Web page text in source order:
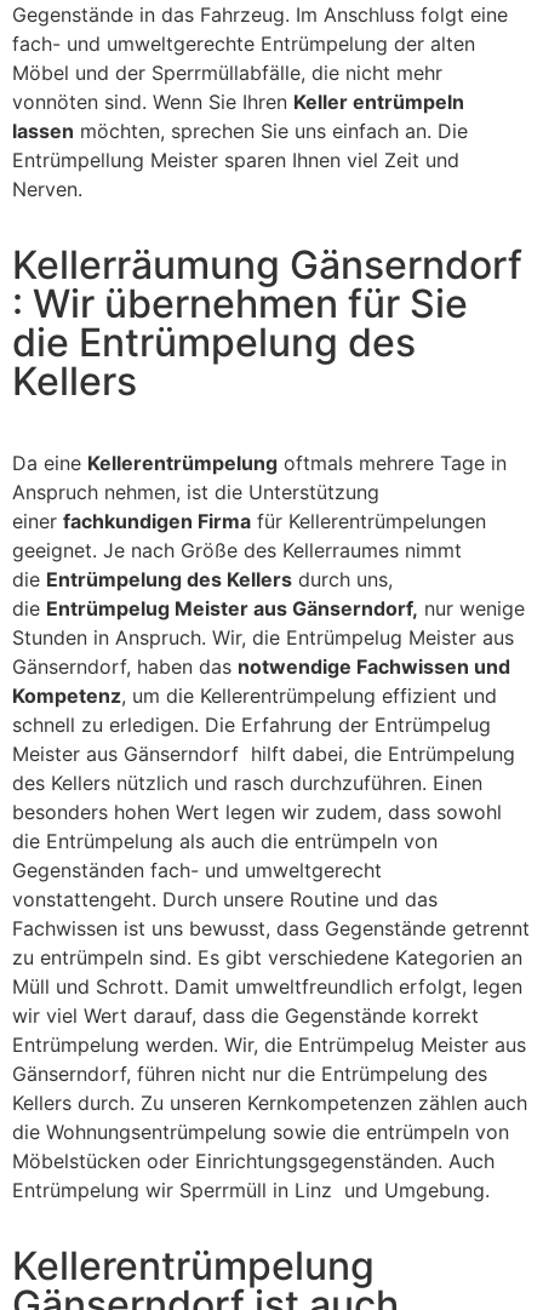
Gegenstände in das Fahrzeug. Im Anschluss folgt eine
fach- und umweltgerechte Entrümpelung der alten
Möbel und der Sperrmüllabfälle, die nicht mehr
vonnöten sind. Wenn Sie Ihren Keller entrümpeln
lassen möchten, sprechen Sie uns einfach an. Die
Entrümpellung Meister sparen Ihnen viel Zeit und
Nerven.
Kellerräumung Gänserndorf
: Wir übernehmen für Sie
die Entrümpelung des
Kellers
Da eine Kellerentrümpelung oftmals mehrere Tage in
Anspruch nehmen, ist die Unterstützung
einer fachkundigen Firma für Kellerentrümpelungen
geeignet. Je nach Größe des Kellerraumes nimmt
die Entrümpelung des Kellers durch uns,
die Entrümpelug Meister aus Gänserndorf, nur wenige
Stunden in Anspruch. Wir, die Entrümpelug Meister aus
Gänserndorf, haben das notwendige Fachwissen und
Kompetenz, um die Kellerentrümpelung effizient und
schnell zu erledigen. Die Erfahrung der Entrümpelug
Meister aus Gänserndorf hilft dabei, die Entrümpelung
des Kellers nützlich und rasch durchzuführen. Einen
besonders hohen Wert legen wir zudem, dass sowohl
die Entrümpelung als auch die entrümpeln von
Gegenständen fach- und umweltgerecht
vonstattengeht. Durch unsere Routine und das
Fachwissen ist uns bewusst, dass Gegenstände getrennt
zu entrümpeln sind. Es gibt verschiedene Kategorien an
Müll und Schrott. Damit umweltfreundlich erfolgt, legen
wir viel Wert darauf, dass die Gegenstände korrekt
Entrümpelung werden. Wir, die Entrümpelug Meister aus
Gänserndorf, führen nicht nur die Entrümpelung des
Kellers durch. Zu unseren Kernkompetenzen zählen auch
die Wohnungsentrümpelung sowie die entrümpeln von
Möbelstücken oder Einrichtungsgegenständen. Auch
Entrümpelung wir Sperrmüll in Linz und Umgebung.
Kellerentrümpelung